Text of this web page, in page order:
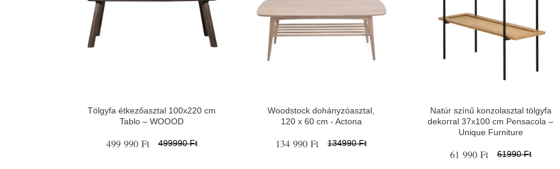
Tölgyfa étkezőasztal 100x220 cm
Tablo – WOOOD
499 990 Ft 499990 Ft
Woodstock dohányzóasztal,
120 x 60 cm - Actona
134 990 Ft 134990 Ft
Natúr színű konzolasztal tölgyfa
dekorral 37x100 cm Pensacola –
Unique Furniture
61 990 Ft 61990 Ft